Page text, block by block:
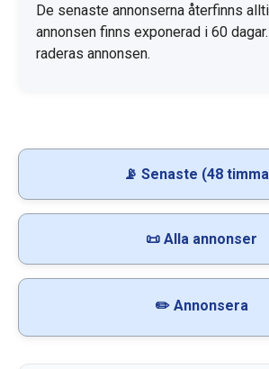
De senaste annonserna återfinns
annonsen finns exponerad i 60
raderas annonsen.
📡 Senaste (48
📜 Alla annonser
✏️ Annonsera